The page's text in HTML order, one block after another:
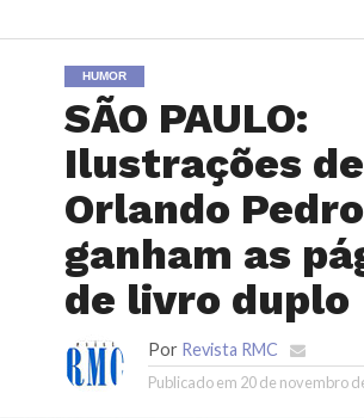
HUMOR
SÃO PAULO:
Ilustrações de
Orlando
ganham as
de livro duplo
Por Revista RMC
Publicado em 20 de novembro